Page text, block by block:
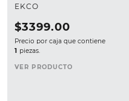
EKCO
$3399.00
Precio por caja que contiene
1 piezas.
VER PRODUCTO
10
budineras